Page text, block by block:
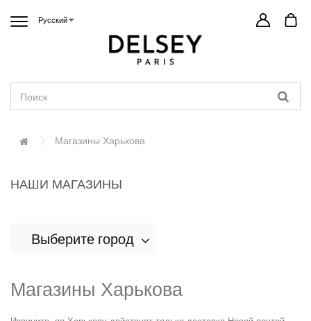
Русский
Магазины Харькова
НАШИ МАГАЗИНЫ
Выберите город
Магазины Харьковa